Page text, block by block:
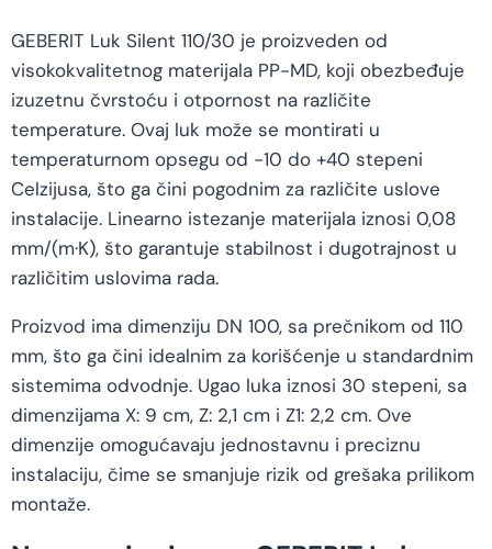
GEBERIT Luk Silent 110/30 je proizveden od
visokokvalitetnog materijala PP-MD, koji obezbeđuje
izuzetnu čvrstoću i otpornost na različite
temperature. Ovaj luk može se montirati u
temperaturnom opsegu od -10 do +40 stepeni
Celzijusa, što ga čini pogodnim za različite uslove
instalacije. Linearno istezanje materijala iznosi 0,08
mm/(m·K), što garantuje stabilnost i dugotrajnost u
različitim uslovima rada.
Proizvod ima dimenziju DN 100, sa prečnikom od 110
mm, što ga čini idealnim za korišćenje u standardnim
sistemima odvodnje. Ugao luka iznosi 30 stepeni, sa
dimenzijama X: 9 cm, Z: 2,1 cm i Z1: 2,2 cm. Ove
dimenzije omogućavaju jednostavnu i preciznu
instalaciju, čime se smanjuje rizik od grešaka prilikom
montaže.